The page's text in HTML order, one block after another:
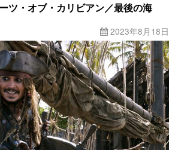
ツ・オブ・カリビアン／最後の海
2023年8月18日